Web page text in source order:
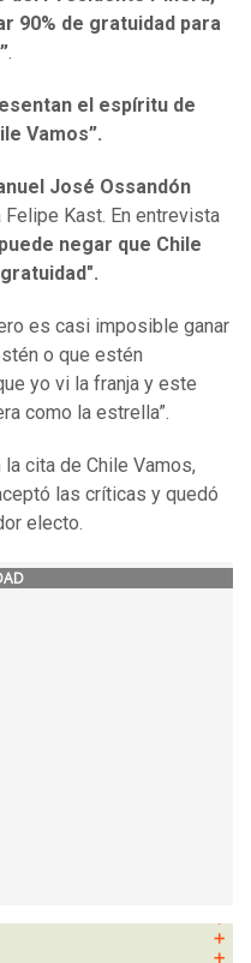
90% de gratuidad para
.
el espíritu de
Vamos”.
José Ossandón
Kast. En entrevista
negar que Chile
es casi imposible ganar
o que estén
yo vi la franja y este
como la estrella”.
cita de Chile Vamos,
las críticas y quedó
electo.